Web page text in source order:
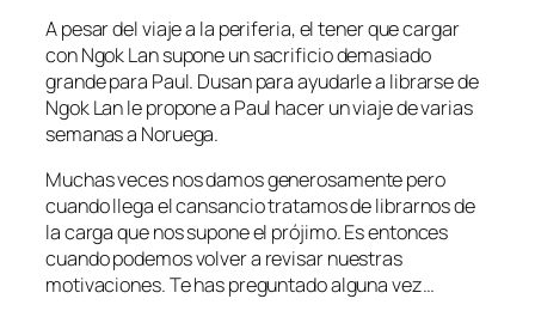
A pesar del viaje a la periferia, el tener que cargar
con Ngok Lan supone un sacrificio demasiado
grande para Paul. Dusan para ayudarle a librarse de
Ngok Lan le propone a Paul hacer un viaje de varias
semanas a Noruega.
Muchas veces nos damos generosamente pero
cuando llega el cansancio tratamos de librarnos de
la carga que nos supone el prójimo. Es entonces
cuando podemos volver a revisar nuestras
motivaciones. Te has preguntado alguna vez…